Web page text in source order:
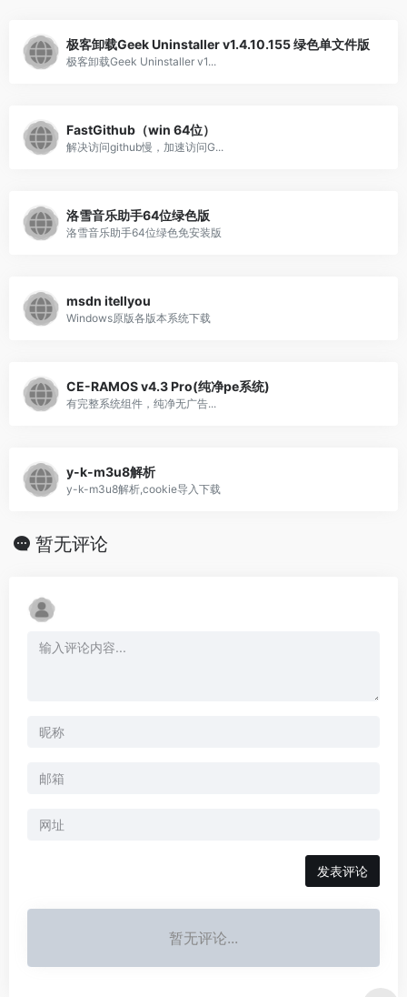
极客卸载Geek Uninstaller v1.4.10.155 绿色单文件版
极客卸载Geek Uninstaller v1...
FastGithub（win 64位）
解决访问github慢，加速访问G...
洛雪音乐助手64位绿色版
洛雪音乐助手64位绿色免安装版
msdn itellyou
Windows原版各版本系统下载
CE-RAMOS v4.3 Pro(纯净pe系统)
有完整系统组件，纯净无广告...
y-k-m3u8解析
y-k-m3u8解析,cookie导入下载
暂无评论
暂无评论...